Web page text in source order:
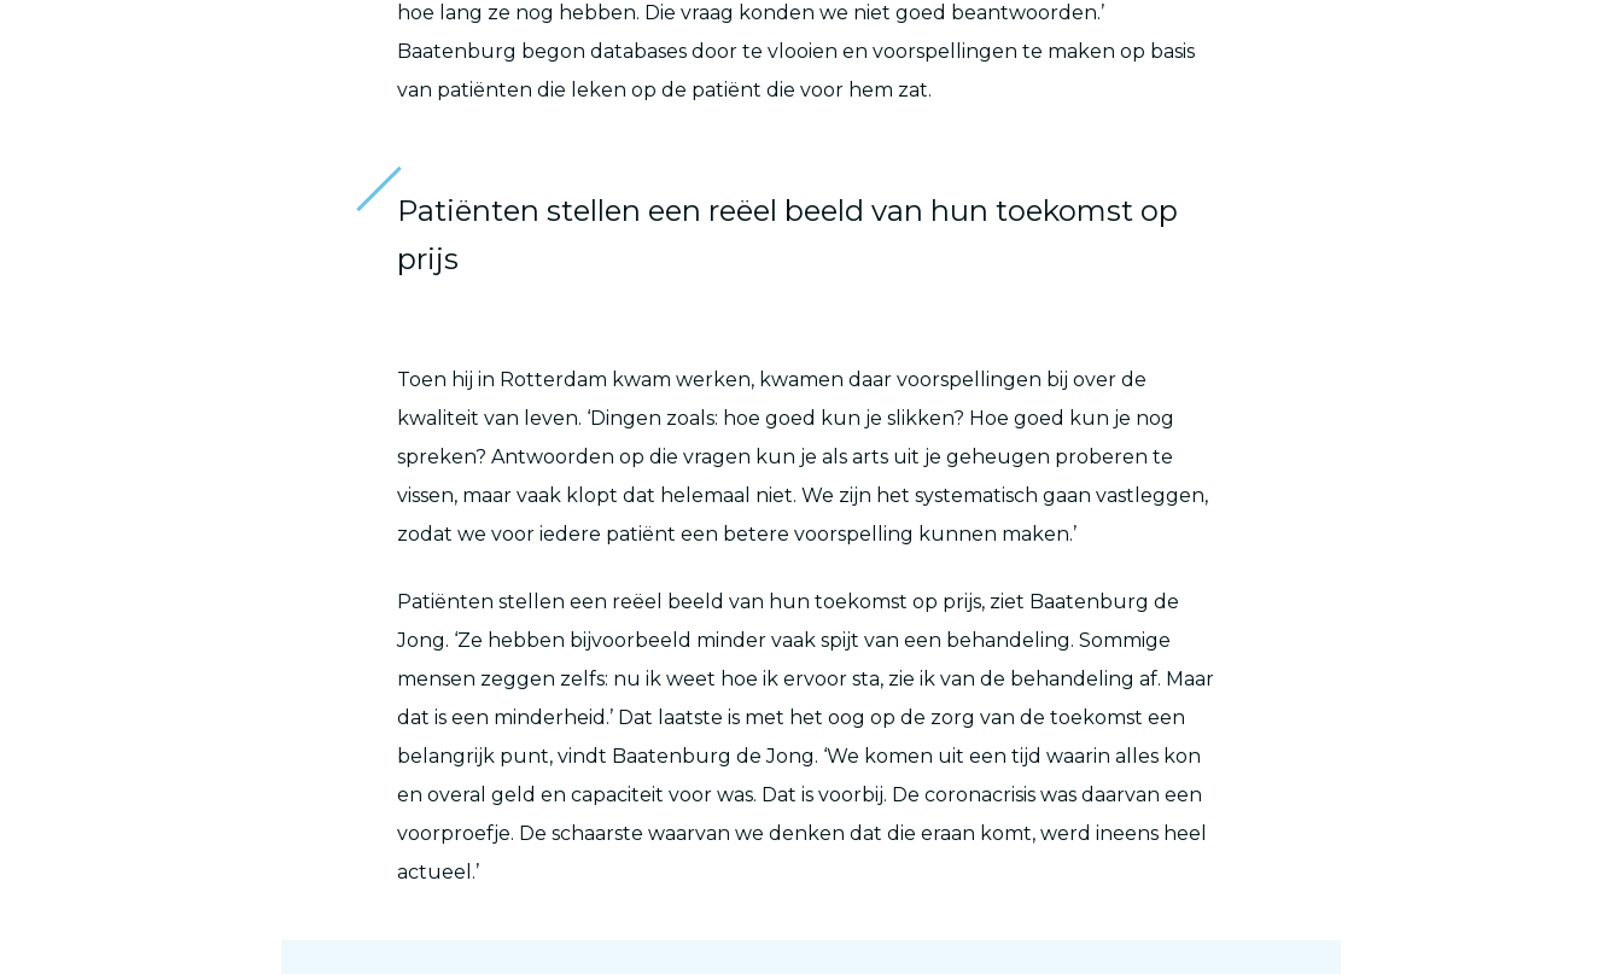
hoe lang ze nog hebben. Die vraag konden we niet goed beantwoorden.’
Baatenburg begon databases door te vlooien en voorspellingen te maken op basis
van patiënten die leken op de patiënt die voor hem zat.
Patiënten stellen een reëel beeld van hun toekomst op
prijs
Toen hij in Rotterdam kwam werken, kwamen daar voorspellingen bij over de
kwaliteit van leven. ‘Dingen zoals: hoe goed kun je slikken? Hoe goed kun je nog
spreken? Antwoorden op die vragen kun je als arts uit je geheugen proberen te
vissen, maar vaak klopt dat helemaal niet. We zijn het systematisch gaan vastleggen,
zodat we voor iedere patiënt een betere voorspelling kunnen maken.’
Patiënten stellen een reëel beeld van hun toekomst op prijs, ziet Baatenburg de
Jong. ‘Ze hebben bijvoorbeeld minder vaak spijt van een behandeling. Sommige
mensen zeggen zelfs: nu ik weet hoe ik ervoor sta, zie ik van de behandeling af. Maar
dat is een minderheid.’ Dat laatste is met het oog op de zorg van de toekomst een
belangrijk punt, vindt Baatenburg de Jong. ‘We komen uit een tijd waarin alles kon
en overal geld en capaciteit voor was. Dat is voorbij. De coronacrisis was daarvan een
voorproefje. De schaarste waarvan we denken dat die eraan komt, werd ineens heel
actueel.’